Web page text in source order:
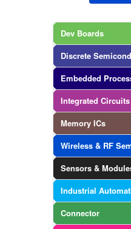
Dev Boards
Discrete
Embedded
Integrated
Memory ICs
Wireless & RF
Sensors &
Industrial
Connector